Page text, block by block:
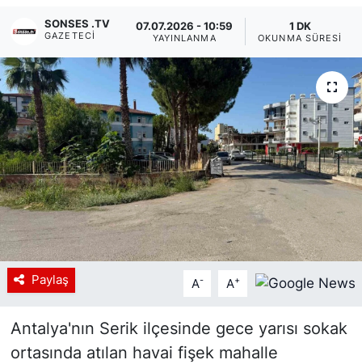
SONSES .TV
GAZETECI
07.07.2026 - 10:59
YAYINLANMA
1 DK
OKUNMA SÜRESI
Paylaş A- A+
Antalya'nın Serik ilçesinde gece yarısı sokak
ortasında atılan havai fişek mahalle
Tanıtım